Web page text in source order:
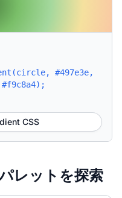
#497e3e,
CSS
レットを探索